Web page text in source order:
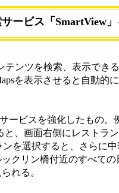
ービス「SmartView
ツを検索、表示できる
を表示させると自動的
ービスを強化したもの
、画面右側にレストラ
を選択すると、さらに
クリン橋付近のすべて
れる。